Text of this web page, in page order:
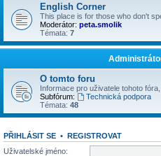
English Corner
This place is for those who don't
Moderátor: peta.smolik
Témata: 7
O tomto foru
Informace pro uživatele tohoto
Subfórum:
Technická podpora
Témata: 48
PŘIHLÁSIT SE • REGISTROVAT
Uživatelské jméno: